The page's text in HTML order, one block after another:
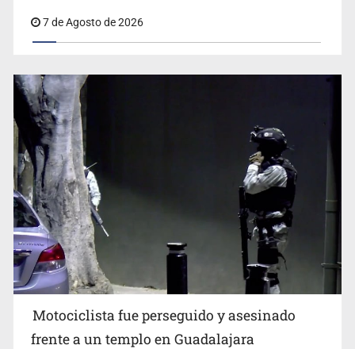
7 de Agosto de 2026
Motociclista fue perseguido y asesinado
frente a un templo en Guadalajara